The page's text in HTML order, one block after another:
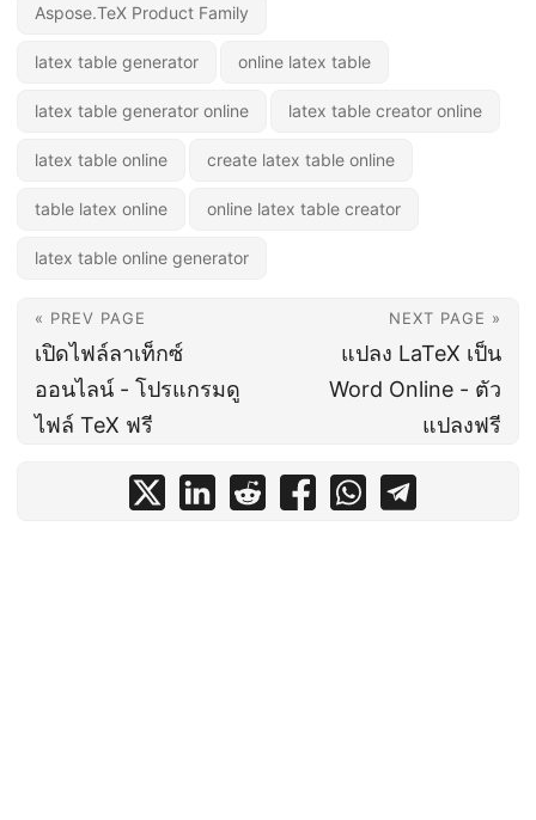
Aspose.TeX Product Family
latex table generator online latex table
latex table generator online latex table creator online
latex table online create latex table online
table latex online online latex table creator
latex table online generator
« PREV PAGE
เปิดไฟล์ลาเท็กซ์
ออนไลน์ - โปรแกรมดู
ไฟล์ TeX ฟรี
NEXT PAGE »
แปลง LaTeX เป็น
Word Online - ตัว
แปลงฟรี